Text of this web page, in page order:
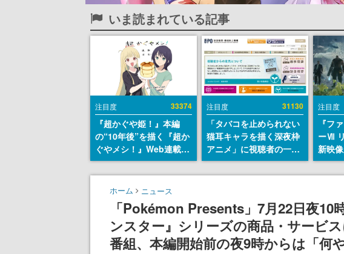
いま読まれている記事
注目度 33374
『超かぐや姫！』本編
の“10年後”を描く『超か
ぐやメシ！』Web連載決
定。新たなWebマンガレ
ーベル「ビビビコミッ
ク」にて特別話が掲載ス
タート、あのお話には…
まだ続きがある！
注目度 31130
「タバコを止められない
猫耳キャラを描く深夜枠
アニメ」に視聴者の一部
から批判意見。違法薬物
の使用と思しき描写も含
注目度
『フ
ーⅦ
新映
公開
クシ
ニン
ディ
氏が
ホーム ニュース
「Pokémon Presents」7月22日夜10
ンスター』シリーズの商品・サービ
番組、本編開始前の夜9時からは「何